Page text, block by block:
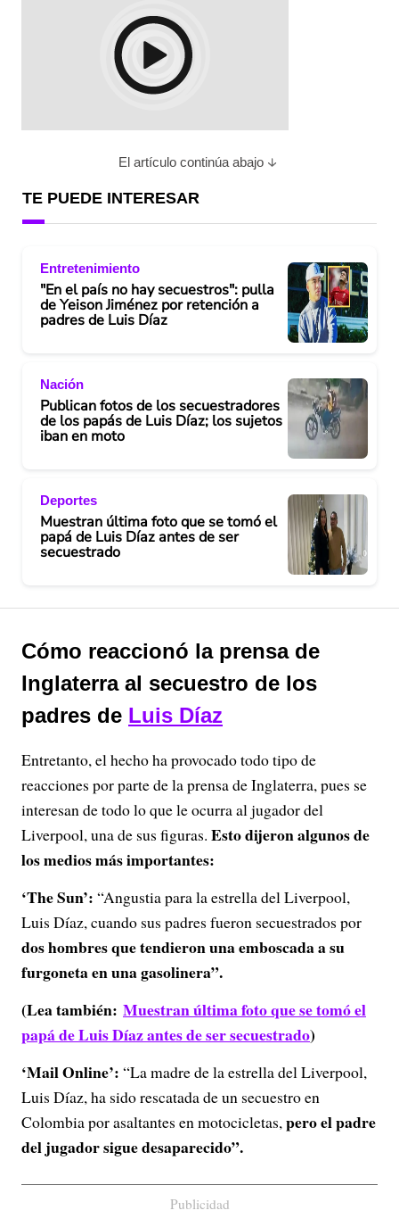
El artículo continúa abajo
TE PUEDE INTERESAR
Entretenimiento
"En el país no hay secuestros": pulla
de Yeison Jiménez por retención a
padres de Luis Díaz
Nación
Publican fotos de los secuestradores
de los papás de Luis Díaz; los sujetos
iban en moto
Deportes
Muestran última foto que se tomó el
papá de Luis Díaz antes de ser
secuestrado
Cómo reaccionó la prensa de
Inglaterra al secuestro de los
padres de Luis Díaz
Entretanto, el hecho ha provocado todo tipo de
reacciones por parte de la prensa de Inglaterra, pues se
interesan de todo lo que le ocurra al jugador del
Liverpool, una de sus figuras. Esto dijeron algunos de
los medios más importantes:
‘The Sun’: “Angustia para la estrella del Liverpool,
Luis Díaz, cuando sus padres fueron secuestrados por
dos hombres que tendieron una emboscada a su
furgoneta en una gasolinera”.
(Lea también: Muestran última foto que se tomó el
papá de Luis Díaz antes de ser secuestrado)
‘Mail Online’: “La madre de la estrella del Liverpool,
Luis Díaz, ha sido rescatada de un secuestro en
Colombia por asaltantes en motocicletas,pero el padre
del jugador sigue desaparecido”.
Publicidad